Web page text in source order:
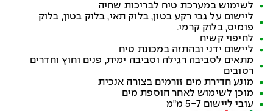
לשימוש במערכת טיח לבריכות שחיה
ליישום על גבי רקע בטון, בלוק תאי, בלוק בטון, בלוק
פומיס, בלוק קרמי.
לחיפוי קשיח
ליישום ידני ובהתזה במכונת טיח
מתאים לסביבה רגילה וסביבה ימית, פנים וחוץ וחדרים
רטובים
מונע חדירת מים זורמים בצורה אנכית
מוכן לשימוש לאחר הוספת מים
עובי ליישום 5-7 מ"מ